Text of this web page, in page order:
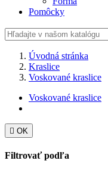
Pomôcky
Úvodná stránka
Kraslice
Voskované kraslice
Voskované kraslice
 OK
Filtrovať podľa